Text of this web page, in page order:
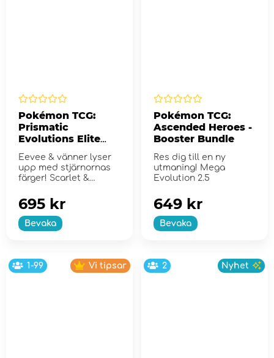
Pokémon TCG:
Prismatic
Evolutions Elite
Trainer Box
Eevee & vänner lyser
upp med stjärnornas
färger! Scarlet &
Bevaka
695 kr
Pokémon TCG:
Ascended Heroes -
Booster Bundle
Res dig till en ny
utmaning! Mega
Evolution 2.5
Bevaka
649 kr
1-99 Vi tipsar 2 Nyhet